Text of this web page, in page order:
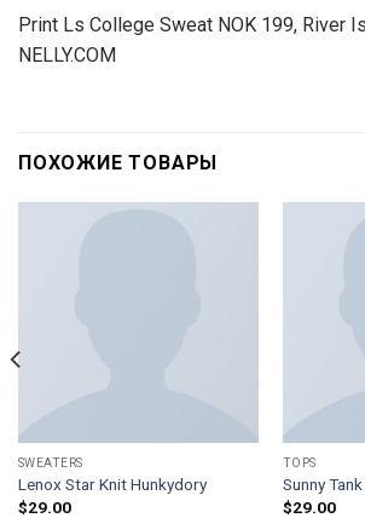
Print Ls College Sweat NOK 199, River
NELLY.COM
ПОХОЖИЕ ТОВАРЫ
SWEATERS
Lenox Star Knit Hunkydory
$29.00
TOPS
Sunny
$29.00